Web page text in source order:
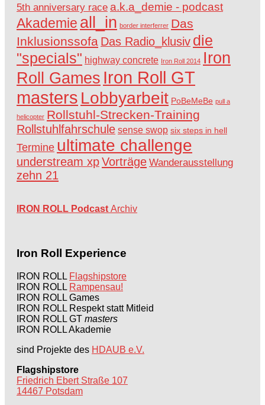
5th anniversary race a.k.a_demie - podcast
Akademie all_in border interferrer Das
Inklusionssofa Das Radio_klusiv die
"specials" highway concrete Iron Roll 2014 Iron
Roll Games Iron Roll GT
masters Lobbyarbeit PoBeMeBe pull a
helicopter Rollstuhl-Strecken-Training
Rollstuhlfahrschule sense swop six steps in hell
Termine ultimate challenge
understream xpVorträge Wanderausstellung
zehn 21
IRON ROLL Podcast Archiv
Iron Roll Experience
IRON ROLL Flagshipstore
IRON ROLL Rampensau!
IRON ROLL Games
IRON ROLL Respekt statt Mitleid
IRON ROLL GT masters
IRON ROLL Akademie
sind Projekte des HDAUB e.V.
Flagshipstore
Friedrich Ebert Straße 107
14467 Potsdam